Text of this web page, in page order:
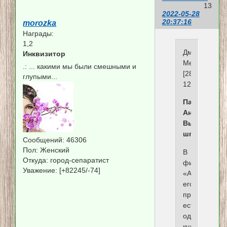
13
2022-05-28
20:37:16
morozka
Награды:
1,2
Инквизитор
.: ... какими мы были смешными и
глупыми...
Сообщений: 46306
Пол: Женский
Откуда: город-сепаратист
Уважение: [+82245/-74]
Дмитрий
Медведев,
[28.05.2022
12:50]
Пал
Андреич,
Вы
шпион?
В
фильме
«Адъютант
его
есть
одна